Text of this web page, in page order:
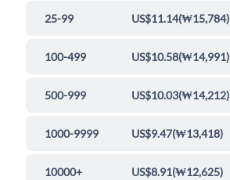
25-99 US$11.14(₩15,784)
100-499 US$10.58(₩14,991)
500-999 US$10.03(₩14,212)
1000-9999 US$9.47(₩13,418)
10000+ US$8.91(₩12,625)